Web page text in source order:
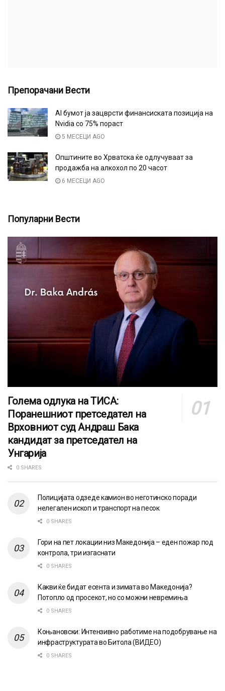
Препорачани Вести
AI бумот ја зацврсти финансиската позиција на
Nvidia со 75% пораст
5 МЕСЕЦИ AGO
Општините во Хрватска ќе одлучуваат за
продажба на алкохол по 20 часот
6 МЕСЕЦИ AGO
Популарни Вести
Голема одлука на ТИСА:
Поранешниот претседател на
Врховниот суд Андраш Бака
кандидат за претседател на
Унгарија
0 SHARES
Полицијата одзеде камион во неготинско поради
нелегален ископ и транспорт на песок
0 SHARES
Гори на пет локации низ Македонија – еден пожар под
контрола, три изгаснати
0 SHARES
Какви ќе бидат есента и зимата во Македонија?
Потопло од просекот, но со можни невремиња
0 SHARES
Коњановски: Интензивно работиме на подобрување на
инфраструктурата во Битола (ВИДЕО)
0 SHARES